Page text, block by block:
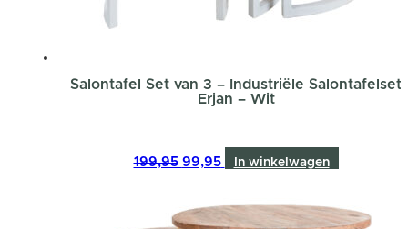
Salontafel Set van 3 – Industriële Salontafelset
Erjan – Wit
199,95 Oorspronkelijke
99,95Huidige
99,95.
In winkelwagen